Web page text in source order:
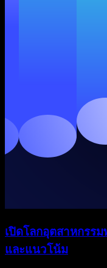
เปิดโลกอุตสาหกรร
และแนวโน้ม